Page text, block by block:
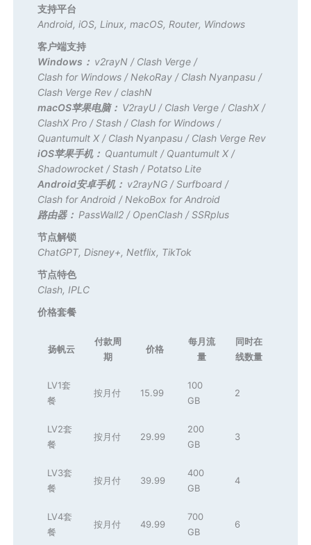
支持平台
Android,iOS, Linux,macOS, Router, Windows
客户端支持
Windows： v2rayN / Clash Verge /
Clash for Windows / NekoRay / Clash Nyanpasu /
Clash Verge Rev /clashN
macOS苹果电脑： V2rayU / Clash Verge / ClashX /
ClashX Pro /Stash / Clash for Windows /
Quantumult X / Clash Nyanpasu / Clash Verge Rev
iOS苹果手机： Quantumult / Quantumult X /
Shadowrocket /Stash / Potatso Lite
Android安卓手机： v2rayNG /Surfboard /
Clash for Android / NekoBox for Android
路由器： PassWall2 / OpenClash /SSRplus
节点解锁
ChatGPT, Disney+, Netflix, TikTok
节点特色
Clash, IPLC
价格套餐
扬帆云
付款周
期
价格
每月流
量
同时在
线数量
LV1套
餐
按月付 15.99
100
GB
2
LV2套
餐
按月付 29.99
200
GB
3
LV3套
餐
按月付 39.99
400
GB
4
LV4套
餐
按月付 49.99
700
GB
6